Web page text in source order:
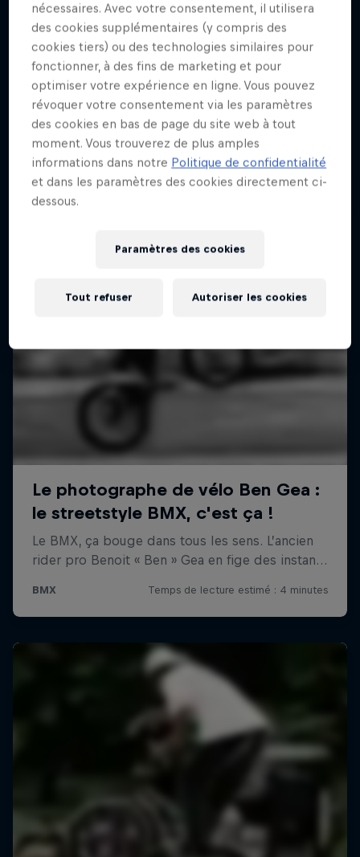
nécessaires. Avec votre consentement, il utilisera
des cookies supplémentaires (y compris des
cookies tiers) ou des technologies similaires pour
fonctionner, à des fins de marketing et pour
optimiser votre expérience en ligne. Vous pouvez
révoquer votre consentement via les paramètres
des cookies en bas de page du site web à tout
moment. Vous trouverez de plus amples
informations dans notre Politique de confidentialité
et dans les paramètres des cookies directement ci-
dessous.
Paramètres des cookies
Tout refuser Autoriser les cookies